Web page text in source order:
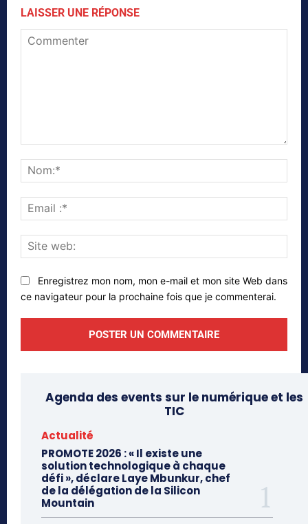
LAISSER UNE RÉPONSE
:*
web:
Enregistrez mon nom, mon e-mail et mon site Web dans
ce navigateur pour la prochaine fois que je commenterai.
Agenda des events sur le numérique et les
TIC
Actualité
PROMOTE 2026 : « Il existe une
solution technologique à chaque
défi », déclare Laye Mbunkur, chef
de la délégation de la Silicon
Mountain